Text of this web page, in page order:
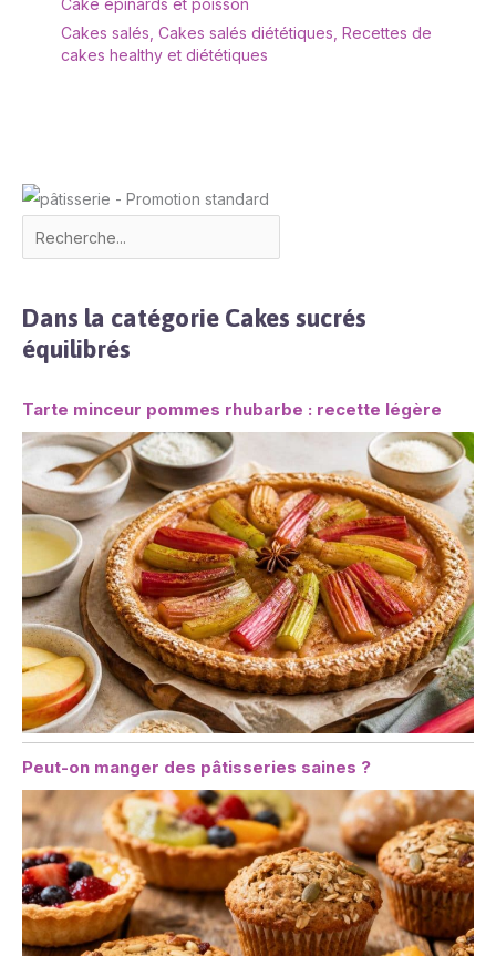
événement. Ce plateau
est parfait pour le dîner,
Cake épinards et poisson
Cakes salés Cakes salés diététiques Recettes de
cakes healthy et diététiques
Dans la catégorie Cakes sucrés
équilibrés
Tarte minceur pommes rhubarbe : recette légère
Peut-on manger des pâtisseries saines ?